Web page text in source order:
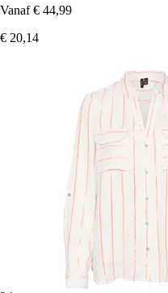
Vanaf € 44,99
€ 20,14